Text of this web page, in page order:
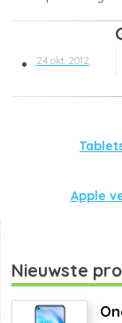
24 okt. 2012
Apple
Nieuwste